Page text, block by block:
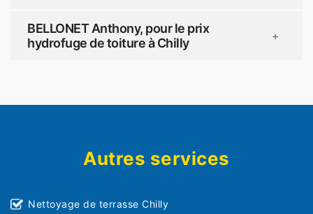
BELLONET Anthony, pour le prix
hydrofuge de toiture à Chilly
+
Autres services
Nettoyage de terrasse Chilly